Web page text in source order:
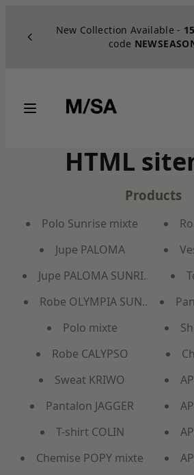
New Collection Available -
code
HTML
Products
Polo Sunrise mixte
Jupe PALOMA
Jupe PALOMA SUNRISE
Robe OLYMPIA SUNRISE
Polo mixte
Robe CALYPSO
Sweat KRIWO
Pantalon JAGGER
T-shirt COLIN
Chemise POPY mixte